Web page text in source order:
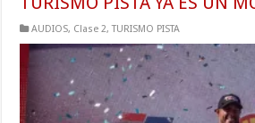
AUDIOS, Clase 2,TURISMO PISTA